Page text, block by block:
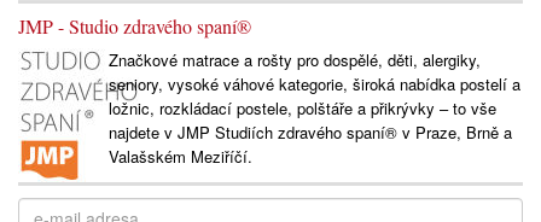
JMP - Studio zdravého spaní®
Značkové matrace a rošty pro dospělé, děti, alergiky,
seniory, vysoké váhové kategorie, široká nabídka postelí a
ložnic, rozkládací postele, polštáře a přikrývky – to vše
najdete v JMP Studiích zdravého spaní® v Praze, Brně a
Valašském Meziříčí.